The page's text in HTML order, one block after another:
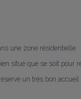
une zone résidentielle.
situé que se soit pour
un très bon